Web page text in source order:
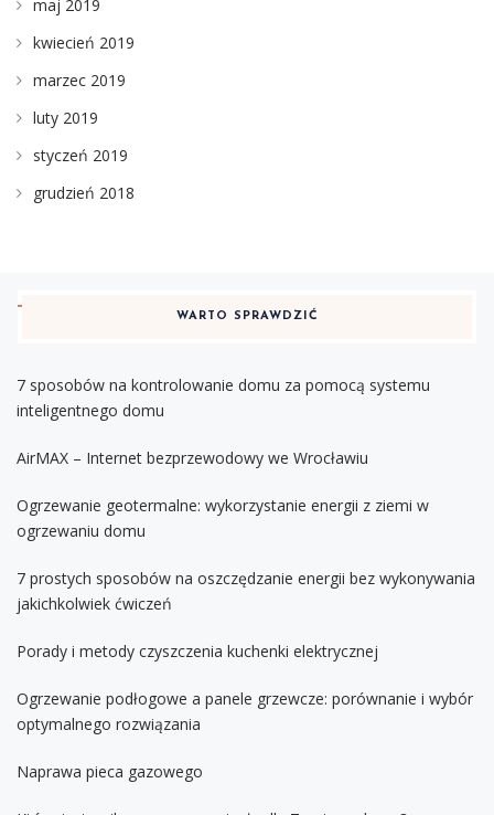
maj 2019
kwiecień 2019
marzec 2019
luty 2019
styczeń 2019
grudzień 2018
WARTO SPRAWDZIĆ
7 sposobów na kontrolowanie domu za pomocą systemu
inteligentnego domu
AirMAX – Internet bezprzewodowy we Wrocławiu
Ogrzewanie geotermalne: wykorzystanie energii z ziemi w
ogrzewaniu domu
7 prostych sposobów na oszczędzanie energii bez wykonywania
jakichkolwiek ćwiczeń
Porady i metody czyszczenia kuchenki elektrycznej
Ogrzewanie podłogowe a panele grzewcze: porównanie i wybór
optymalnego rozwiązania
Naprawa pieca gazowego